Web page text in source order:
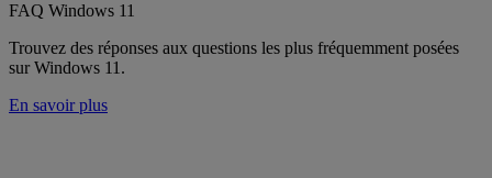
FAQ Windows 11
Trouvez des réponses aux questions les plus fréquemment posées
sur Windows 11.
En savoir plus